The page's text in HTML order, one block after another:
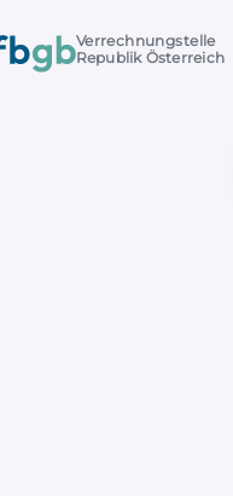
Verrechnungstelle
Republik Österreich